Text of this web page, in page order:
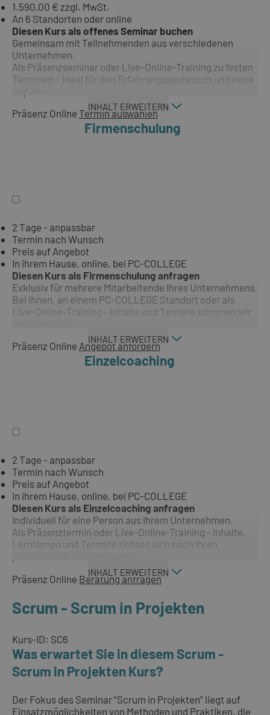
1.590,00 € zzgl. MwSt.
An 6 Standorten oder online
Diesen Kurs als offenes Seminar buchen
Gemeinsam mit Teilnehmenden aus verschiedenen
Unternehmen.
Als Präsenzseminar oder Live-Online-Training zu festen
Terminen – ideal für den Erfahrungsaustausch und neue
INHALT ERWEITERN
Präsenz Online Termin auswählen
Firmenschulung
2 Tage - anpassbar
Termin nach Wunsch
Preis auf Angebot
In ihrem Hause, online, bei PC-COLLEGE
Diesen Kurs als Firmenschulung anfragen
Exklusiv für mehrere Mitarbeitende Ihres Unternehmens.
Bei Ihnen, an einem PC-COLLEGE Standort oder als
Live-Online-Training - Inhalte und Termine stimmen wir
INHALT ERWEITERN
Präsenz Online Angebot anfordern
Einzelcoaching
2 Tage - anpassbar
Termin nach Wunsch
Preis auf Angebot
In ihrem Hause, online, bei PC-COLLEGE
Diesen Kurs als Einzelcoaching anfragen
Individuell für eine Person aus Ihrem Unternehmen.
Als Präsenztermin oder Live-Online-Training - Inhalte,
Lerntempo und Termine richten sich nach Ihren
INHALT ERWEITERN
Präsenz Online Beratung anfragen
Scrum - Scrum in Projekten
Kurs-ID: SC6
Was erwartet Sie in diesem Scrum -
Scrum in Projekten Kurs?
Der Fokus des Seminar "Scrum in Projekten" liegt auf
Einsatzmöglichkeiten von Methoden und Praktiken, die